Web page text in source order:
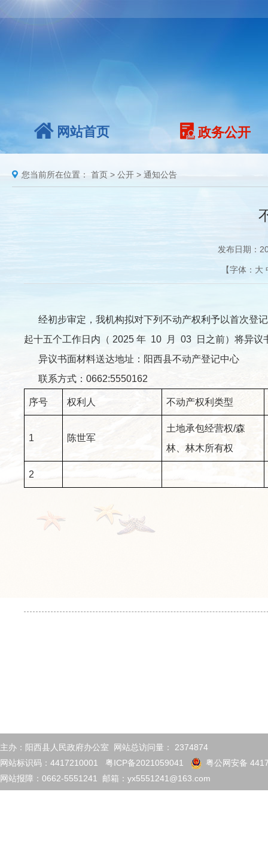
网站首页 政务公开
您当前所在位置： 首页 > 公开 > 通知公告
发布日期：
【字体： 大
经初步审定，我机构拟对下列不动产权利予以首次登
起十五个工作日内（ 2025 年 10 月 03 日之前）将异议
异议书面材料送达地址：阳西县不动产登记中心
联系方式：0662:5550162
序号 权利人 不动产权利类型
1 陈世军
土地承包经营权/森
林、林木所有权
2
主办：阳西县人民政府办公室 网站总访问量： 2374874
网站标识码：4417210001 粤ICP备2021059041
粤公网安备
网站报障：0662-5551241 邮箱：yx5551241@163.com